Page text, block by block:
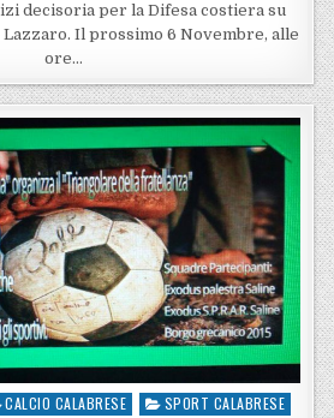
decisoria per la Difesa costiera su
Il prossimo 6 Novembre, alle
ore…
CALCIO CALABRESE SPORT CALABRESE